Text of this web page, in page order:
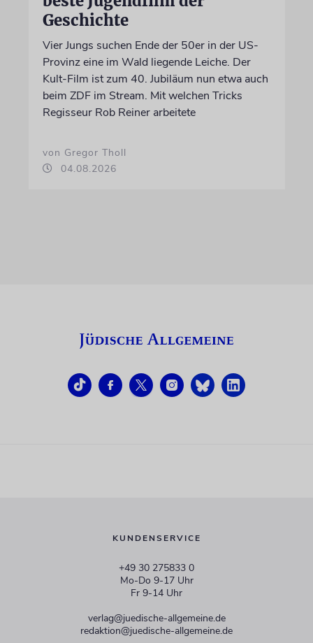
Geschichte
Vier Jungs suchen Ende der 50er in der US-
Provinz eine im Wald liegende Leiche. Der
Kult-Film ist zum 40. Jubiläum nun etwa auch
beim ZDF im Stream. Mit welchen Tricks
Regisseur Rob Reiner arbeitete
von Gregor Tholl
04.08.2026
KUNDENSERVICE
+49 30 275833 0
Mo-Do 9-17 Uhr
Fr 9-14 Uhr
verlag@juedische-allgemeine.de
redaktion@juedische-allgemeine.de